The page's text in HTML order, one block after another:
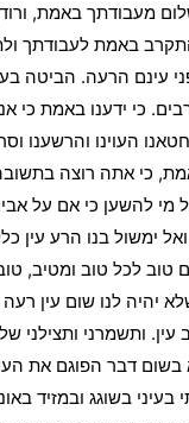
מעבודתך באמת,
באמת לעבודתך
הרעה. הביטה
כי ידענו באמת
והרשענו
כי אתה רוצה
מי להשען כי אם על
ימשול בנו הרע
לכל טוב ומטיב,
יהיה לנו שום עין
ותשמרני ותצילני
דבר הפוגם את
בשוגג ובמזיד